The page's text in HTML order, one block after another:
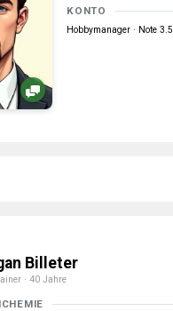
KONTO
Hobbymanager · Note 3.5
Billeter
· 40 Jahre